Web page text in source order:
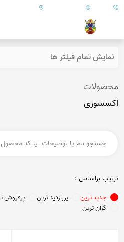
info@goharanshop.com ایران - فارس - کازرون
تمام فیلتر ها
براساس :
جدید ترین پربازدید ترین پرفروش ترین
گران ترین